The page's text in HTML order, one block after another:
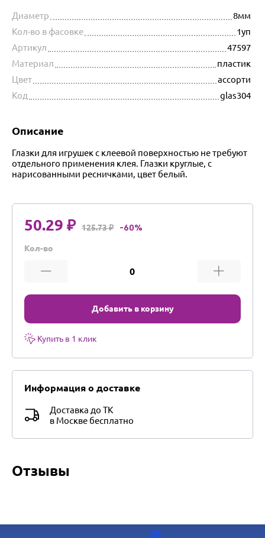
Диаметр
8мм
Кол-во в фасовке
1уп
Артикул
47597
Материал
пластик
Цвет
ассорти
Код
glas304
Описание
Глазки для игрушек с клеевой поверхностью не требуют
отдельного применения клея. Глазки круглые, с
нарисованными ресничками, цвет белый.
50.29 ₽ 125.73 ₽ -60%
Кол-во
Добавить в корзину
Купить в 1 клик
Информация о доставке
Доставка до ТК
в Москве бесплатно
Отзывы